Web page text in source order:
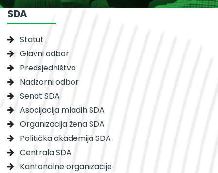
SDA
Statut
Glavni odbor
Predsjedništvo
Nadzorni odbor
Senat SDA
Asocijacija mladih SDA
Organizacija žena SDA
Politička akademija SDA
Centrala SDA
Kantonalne organizacije